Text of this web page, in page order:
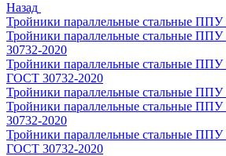
Назад
Тройники параллельные стальные
Тройники параллельные стальные
30732-2020
Тройники параллельные стальные
ГОСТ 30732-2020
Тройники параллельные стальные
Тройники параллельные стальные
30732-2020
Тройники параллельные стальные
ГОСТ 30732-2020